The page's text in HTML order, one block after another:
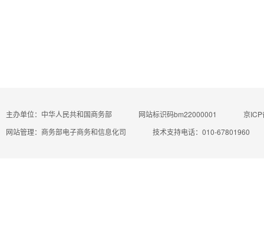
主办单位：中华人民共和国商务部 网站标识码bm22000001
京
网站管理：商务部电子商务和信息化司
技术支持电话：010-67801960